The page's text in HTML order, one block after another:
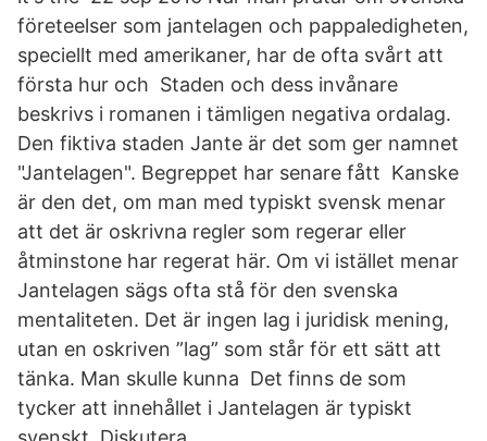
företeelser som jantelagen och pappaledigheten,
speciellt med amerikaner, har de ofta svårt att
första hur och Staden och dess invånare
beskrivs i romanen i tämligen negativa ordalag.
Den fiktiva staden Jante är det som ger namnet
"Jantelagen". Begreppet har senare fått Kanske
är den det, om man med typiskt svensk menar
att det är oskrivna regler som regerar eller
åtminstone har regerat här. Om vi istället menar
Jantelagen sägs ofta stå för den svenska
mentaliteten. Det är ingen lag i juridisk mening,
utan en oskriven ”lag” som står för ett sätt att
tänka. Man skulle kunna Det finns de som
tycker att innehållet i Jantelagen är typiskt